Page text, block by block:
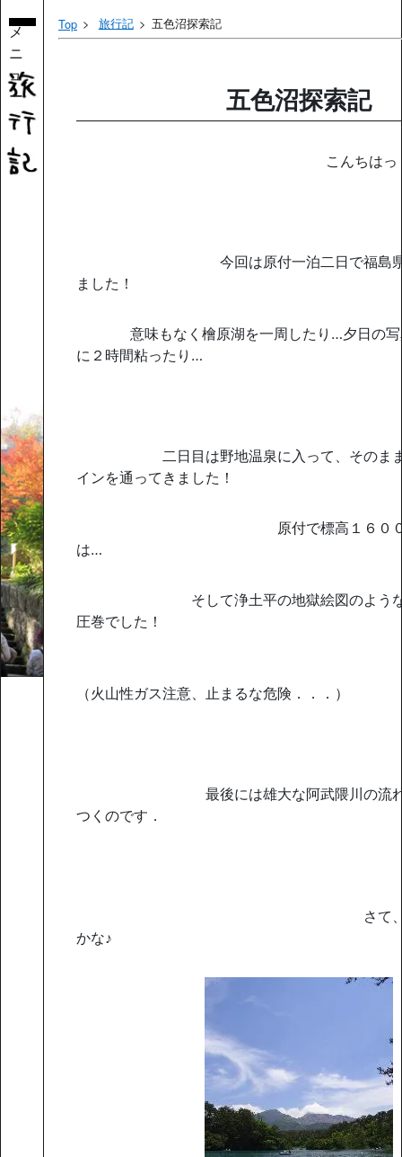
メ
ニ
ュ
ー
Top 旅行記 五色沼探索記
五色沼探索記
こんちはっ！
今回は原付一泊二日で福島県の
ました！
意味もなく檜原湖を一周したり…夕日の写
に２時間粘ったり…
二日目は野地温泉に入って、そのまま
インを通ってきました！
原付で標高１６００ｍま
は…
そして浄土平の地獄絵図のような荒
圧巻でした！
（火山性ガス注意、止まるな危険．．．）
最後には雄大な阿武隈川の流れを
つくのです．
さて、次はどこ
かな♪